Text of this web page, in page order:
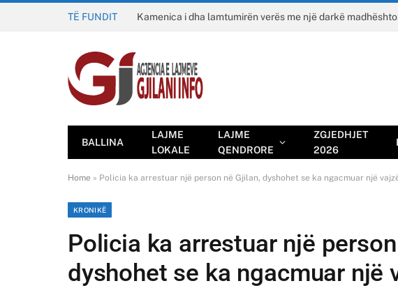
TË FUNDIT Kamenica i dha lamtumirën verës me një darkë
BALLINA
LAJME
LOKALE
LAJME
QENDRORE
ZGJEDHJET
2026
Home » Policia ka arrestuar një person në Gjilan, dyshohet se ka ngacmuar një
KRONIKË
Policia ka arrestuar një
dyshohet se ka ngacmuar një